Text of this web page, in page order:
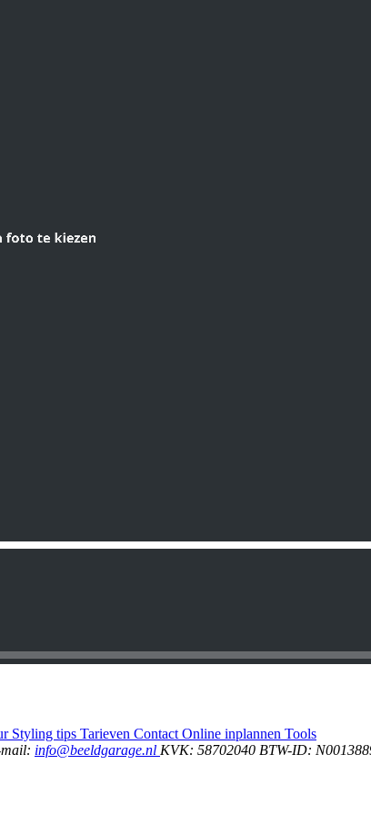
Styling tips Tarieven Contact Online inplannen Tools
info@beeldgarage.nl KVK: 58702040 BTW-ID: